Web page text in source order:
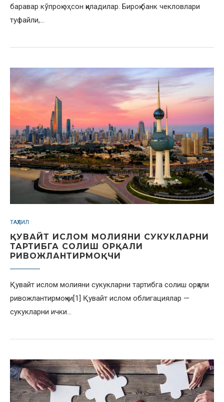
баравар кўпроқ эҳсон қиладилар. Бироқ банк чекловлари
туфайли,…
ТАҲЛИЛ
ҚУВАЙТ ИСЛОМ МОЛИЯНИ СУКУКЛАРНИ
ТАРТИБГА СОЛИШ ОРҚАЛИ
РИВОЖЛАНТИРМОҚЧИ
Қувайт ислом молияни сукукларни тартибга солиш орқали
ривожлантирмоқчи[1] Қувайт ислом облигациялар —
сукукларни ички…